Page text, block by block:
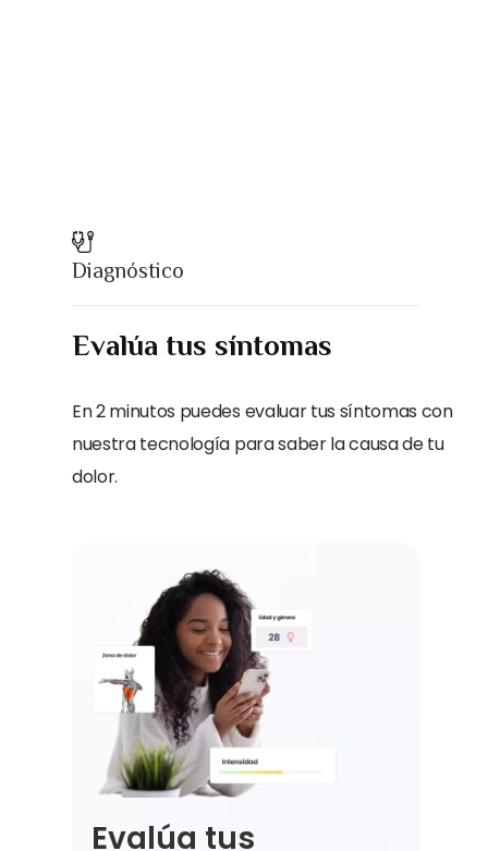
Diagnóstico
Evalúa tus síntomas
En 2 minutos puedes evaluar tus síntomas con
nuestra tecnología para saber la causa de tu
dolor.
Evalúa tus